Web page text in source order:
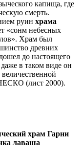
капища, где
смерть.
руин храма
«сонм небесных
Храм был
древних
до настоящего
в таком виде он
величественной
(лист 2000).
храм Гарни
лаваша